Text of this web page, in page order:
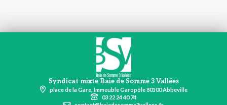
Syndicat mixte Baie de Somme 3 Vallées
place de la Gare, Immeuble Garopôle 80100 Abbeville
03 22 24 40 74